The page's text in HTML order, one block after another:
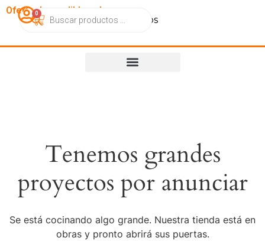
OfertasImperdibles.cl
CatálogoContactoNosotros
0
Tenemos grandes
proyectos por anunciar
Se está cocinando algo grande. Nuestra tienda está en
obras y pronto abrirá sus puertas.